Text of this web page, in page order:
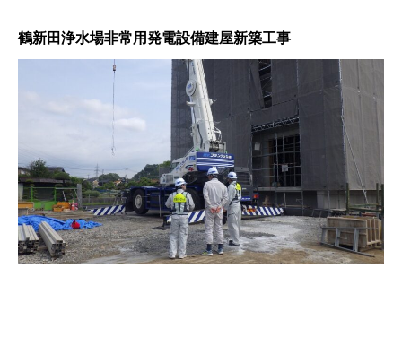
鶴新田浄水場非常用発電設備建屋新築工事